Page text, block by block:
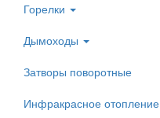
Горелки
Дымоходы
Затворы поворотные
Инфракрасное отопление